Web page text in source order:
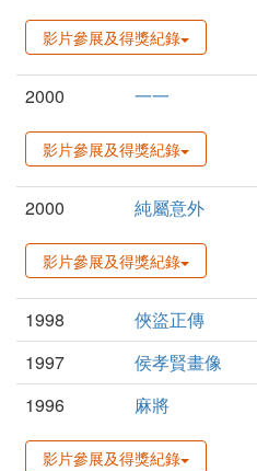
影片參展及得獎紀錄
2000 一一
影片參展及得獎紀錄
2000 純屬意外
影片參展及得獎紀錄
1998
俠盜正傳
1997
侯孝賢畫像
1996
麻將
影片參展及得獎紀錄